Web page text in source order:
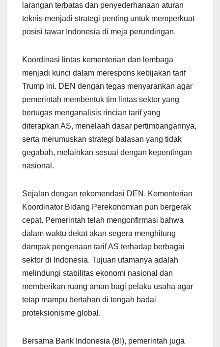
larangan terbatas dan penyederhanaan aturan
teknis menjadi strategi penting untuk memperkuat
posisi tawar Indonesia di meja perundingan.
Koordinasi lintas kementerian dan lembaga
menjadi kunci dalam merespons kebijakan tarif
Trump ini. DEN dengan tegas menyarankan agar
pemerintah membentuk tim lintas sektor yang
bertugas menganalisis rincian tarif yang
diterapkan AS, menelaah dasar pertimbangannya,
serta merumuskan strategi balasan yang tidak
gegabah, melainkan sesuai dengan kepentingan
nasional.
Sejalan dengan rekomendasi DEN, Kementerian
Koordinator Bidang Perekonomian pun bergerak
cepat. Pemerintah telah mengonfirmasi bahwa
dalam waktu dekat akan segera menghitung
dampak pengenaan tarif AS terhadap berbagai
sektor di Indonesia. Tujuan utamanya adalah
melindungi stabilitas ekonomi nasional dan
memberikan ruang aman bagi pelaku usaha agar
tetap mampu bertahan di tengah badai
proteksionisme global.
Bersama Bank Indonesia (BI), pemerintah juga